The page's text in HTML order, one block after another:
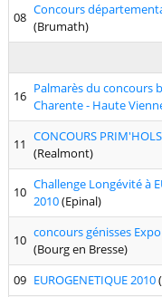
08 Concours
(Brumath)
16 Palmarès du concours
Charente - Haute
11 CONCOURS
(Realmont)
10 Challenge Longévité à
2010(Epinal)
10 concours génisses
(Bourg en Bresse)
09 EUROGENETIQUE 2010